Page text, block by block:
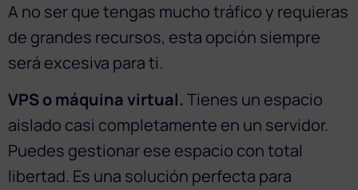
A no ser que tengas mucho tráfico y requieras
de grandes recursos, esta opción siempre
será excesiva para ti.
VPS o máquina virtual. Tienes un espacio
aislado casi completamente en un servidor.
Puedes gestionar ese espacio con total
libertad. Es una solución perfecta para